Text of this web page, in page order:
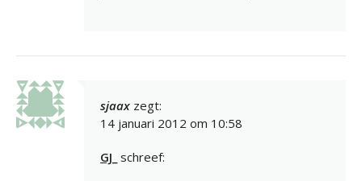
sjaax zegt:
14 januari 2012 om 10:58
GJ_ schreef: